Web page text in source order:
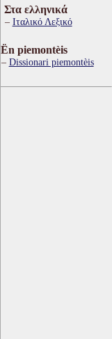
Στα ελληνικά
Ιταλικό Λεξικό
Ën piemontèis
Dissionari piemontèis